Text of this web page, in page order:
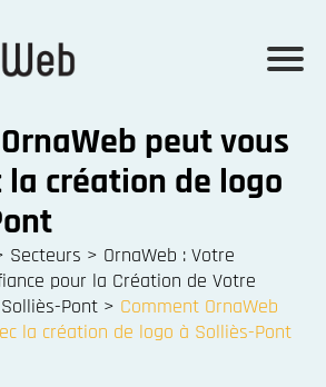
peut vous
la création de logo
Secteurs > OrnaWeb : Votre
pour la Création de Votre
Pont > Comment OrnaWeb
la création de logo à Solliès-Pont